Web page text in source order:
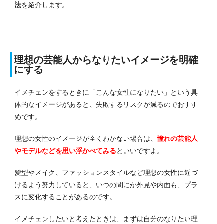
法を紹介します。
理想の芸能人からなりたいイメージを明確
にする
イメチェンをするときに「こんな女性になりたい」という具
体的なイメージがあると、失敗するリスクが減るのでおすす
めです。
理想の女性のイメージが全くわかない場合は、憧れの芸能人
やモデルなどを思い浮かべてみるといいですよ。
髪型やメイク、ファッションスタイルなど理想の女性に近づ
けるよう努力していると、いつの間にか外見や内面も、プラ
スに変化することがあるのです。
イメチェンしたいと考えたときは、まずは自分のなりたい理